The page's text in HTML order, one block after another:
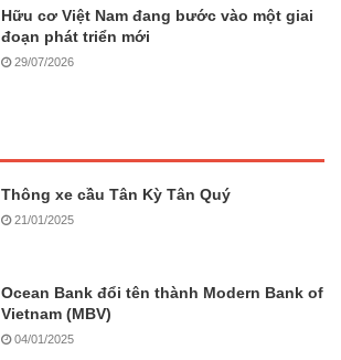
Hữu cơ Việt Nam đang bước vào một giai
đoạn phát triển mới
29/07/2026
Thông xe cầu Tân Kỳ Tân Quý
21/01/2025
Ocean Bank đổi tên thành Modern Bank of
Vietnam (MBV)
04/01/2025